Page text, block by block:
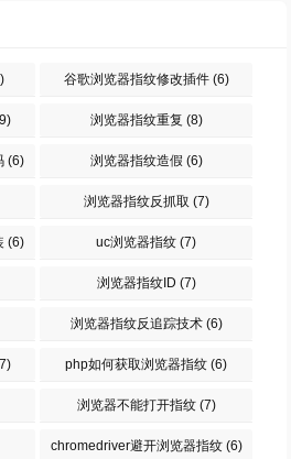
谷歌浏览器指纹修改插件(6)
浏览器指纹重复 (8)
(6) 浏览器指纹造假 (6)
浏览器指纹反抓取 (7)
(6) uc浏览器指纹 (7)
浏览器指纹ID (7)
浏览器指纹反追踪技术(6)
php如何获取浏览器指纹 (6)
浏览器不能打开指纹(7)
chromedriver避开浏览器指纹(6)